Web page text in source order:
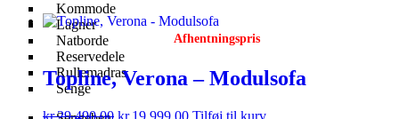
Kommode
Lagner
Natborde
Reservedele
Rullemadras
Senge
Afhentningspris
Topline, Verona – Modulsofa